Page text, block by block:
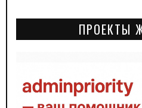
ПРОЕКТЫ